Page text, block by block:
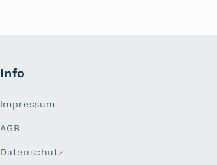
Info
Impressum
AGB
Datenschutz